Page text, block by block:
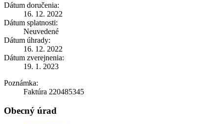
Dátum doručenia:
16. 12. 2022
Dátum splatnosti:
Neuvedené
Dátum úhrady:
16. 12. 2022
Dátum zverejnenia:
19. 1. 2023
Poznámka:
Faktúra 220485345
Obecný úrad